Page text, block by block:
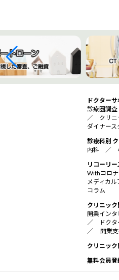
ドクター
診療圏調査
／ クリ
ダイナー
診療科別
内科 ／
リコーリ
Withコロ
メディカ
コラム
クリニッ
開業インタ
／
ドク
／ 開業
クリニッ
無料会員登